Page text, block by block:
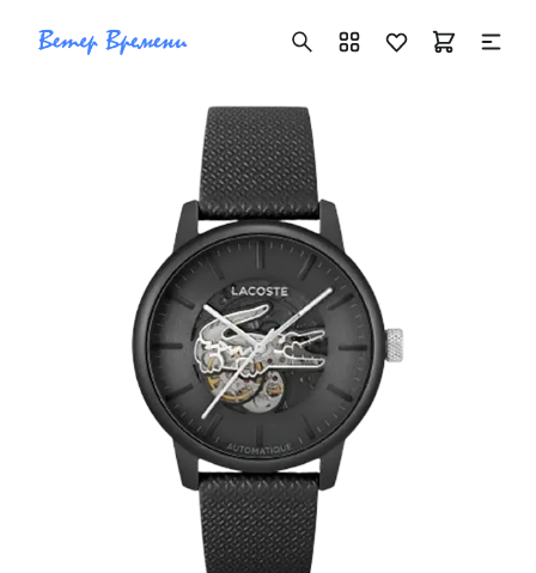
+7 ( 705 ) 181-42-50
info@vetervremeni.kz
Авторизация
Каталог
Мужские часы
Женские часы